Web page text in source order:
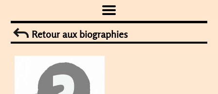
to
contentRetour aux biographies